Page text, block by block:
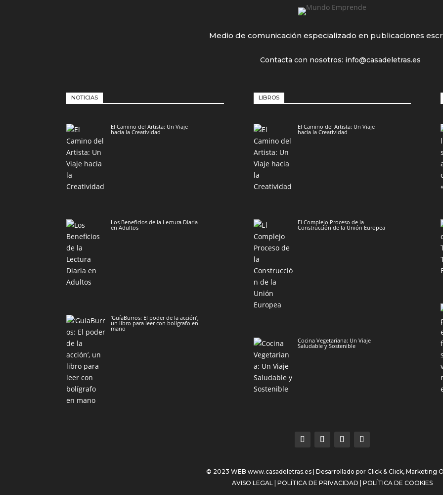
Medio de comunicación especializado en publicaciones
Contacta con nosotros: info@casadeletras.es
NOTICIAS
El Camino del Artista: Un Viaje
hacia la Creatividad
Los Beneficios de la Lectura Diaria
en Adultos
‘GuíaBurros: El poder de la acción’,
un libro para leer con bolígrafo en
mano
LIBROS
El Camino del Artista: Un Viaje
hacia la Creatividad
El Complejo Proceso de la
Construcción de la Unión Europea
Cocina Vegetariana: Un Viaje
Saludable y Sostenible
© 2023 WEB www.casadeletras.es| Desarrollado por Click & Click, Marketing
AVISO LEGAL POLÍTICA DE PRIVACIDAD POLÍTICA DE COOKIES